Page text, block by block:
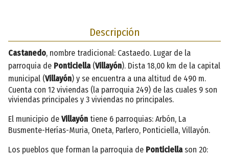
Descripción
Castanedo, nombre tradicional: Castaedo. Lugar de la
parroquia de Ponticiella(Villayón). Dista 18,00 km de la capital
municipal (Villayón) y se encuentra a una altitud de 490 m.
Cuenta con 12 viviendas (la parroquia 249) de las cuales 9 son
viviendas principales y 3 viviendas no principales.
El municipio de Villayón tiene 6 parroquias: Arbón, La
Busmente-Herías-Muria, Oneta, Parlero, Ponticiella, Villayón.
Los pueblos que forman la parroquia de Ponticiellason 20: